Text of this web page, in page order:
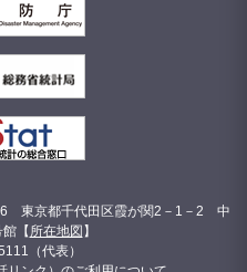
東京都千代田区霞が関2－1－2 中
【 所在地図 】
（代表）